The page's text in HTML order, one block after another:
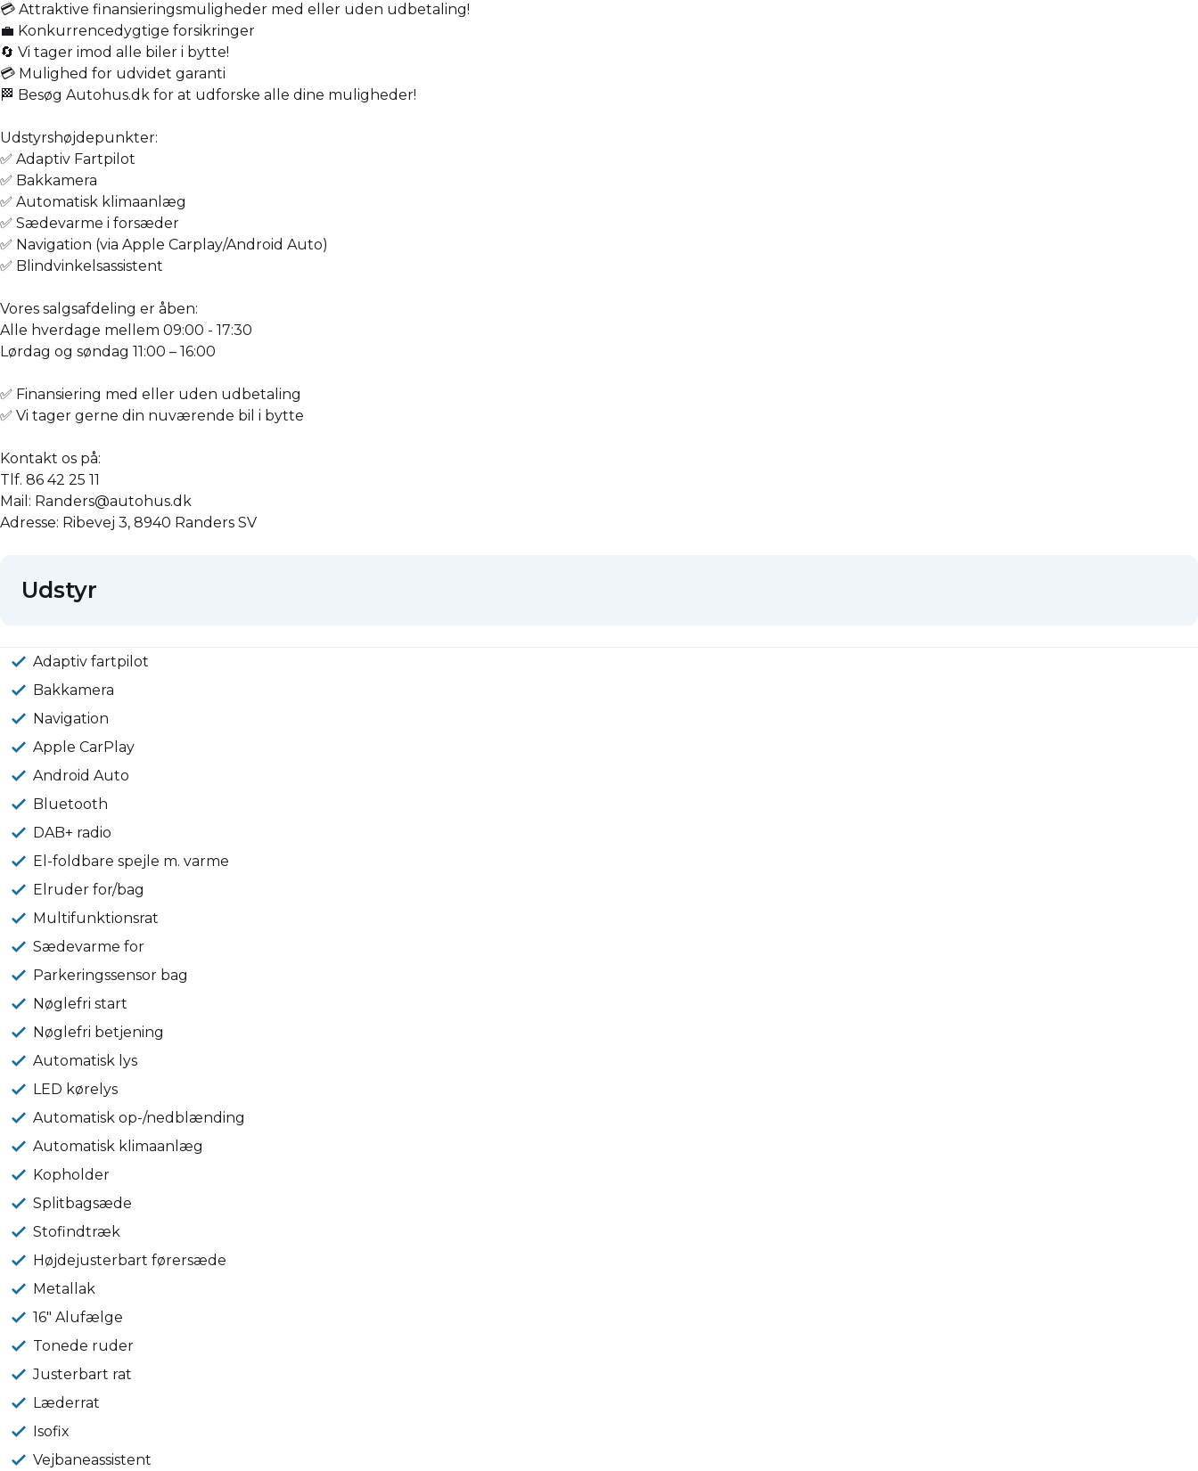
💳 Attraktive finansieringsmuligheder med eller uden udbetaling!
💼 Konkurrencedygtige forsikringer
🔄 Vi tager imod alle biler i bytte!
💳 Mulighed for udvidet garanti
🏁 Besøg Autohus.dk for at udforske alle dine muligheder!
Udstyrshøjdepunkter:
✅ Adaptiv Fartpilot
✅ Bakkamera
✅ Automatisk klimaanlæg
✅ Sædevarme i forsæder
✅ Navigation (via Apple Carplay/Android Auto)
✅ Blindvinkelsassistent
Vores salgsafdeling er åben:
Alle hverdage mellem 09:00 - 17:30
Lørdag og søndag 11:00 – 16:00
✅ Finansiering med eller uden udbetaling
✅ Vi tager gerne din nuværende bil i bytte
Kontakt os på:
Tlf. 86 42 25 11
Mail: Randers@autohus.dk
Adresse: Ribevej 3, 8940 Randers SV
Udstyr
Adaptiv fartpilot
Bakkamera
Navigation
Apple CarPlay
Android Auto
Bluetooth
DAB+ radio
El-foldbare spejle m. varme
Elruder for/bag
Multifunktionsrat
Sædevarme for
Parkeringssensor bag
Nøglefri start
Nøglefri betjening
Automatisk lys
LED kørelys
Automatisk op-/nedblænding
Automatisk klimaanlæg
Kopholder
Splitbagsæde
Stofindtræk
Højdejusterbart førersæde
Metallak
16" Alufælge
Tonede ruder
Justerbart rat
Læderrat
Isofix
Vejbaneassistent